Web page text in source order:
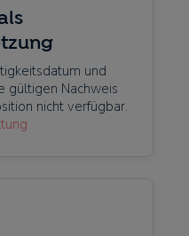
und
gültigen Nachweis
nicht verfügbar.